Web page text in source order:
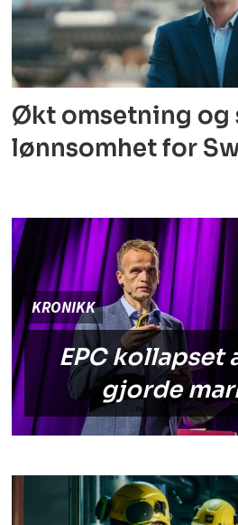
Økt omsetning og
lønnsomhet for
KRONIKK
EPC kollapset
gjorde